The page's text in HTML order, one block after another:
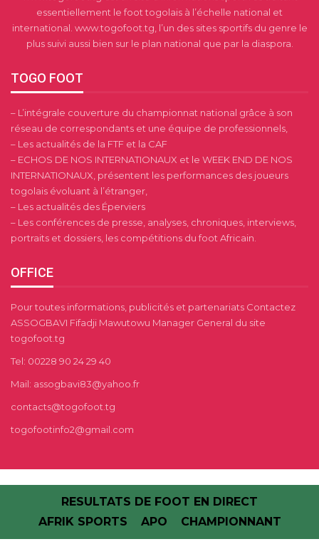
essentiellement le foot togolais à l’échelle national et
international. www.togofoot.tg, l’un des sites sportifs du genre le
plus suivi aussi bien sur le plan national que par la diaspora.
TOGO FOOT
– L’intégrale couverture du championnat national grâce à son
réseau de correspondants et une équipe de professionnels,
– Les actualités de la FTF et la CAF
– ECHOS DE NOS INTERNATIONAUX et le WEEK END DE NOS
INTERNATIONAUX, présentent les performances des joueurs
togolais évoluant à l’étranger,
– Les actualités des Éperviers
– Les conférences de presse, analyses, chroniques, interviews,
portraits et dossiers, les compétitions du foot Africain.
OFFICE
Pour toutes informations, publicités et partenariats Contactez
ASSOGBAVI Fifadji Mawutowu Manager General du site
togofoot.tg
Tel: 00228 90 24 29 40
Mail: assogbavi83@yahoo.fr
contacts@togofoot.tg
togofootinfo2@gmail.com
RESULTATS DE FOOT EN DIRECT
AFRIK SPORTS
APO CHAMPIONNANT